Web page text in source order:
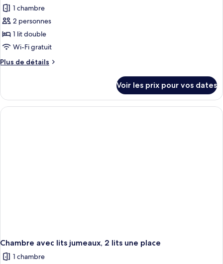
1 chambre
2 personnes
1 lit double
Wi-Fi gratuit
Plus de détails
Plus
le
type
de
Voir les prix pour vos dates
Chambre avec lits jumeaux, 2 lits une place
1 chambre